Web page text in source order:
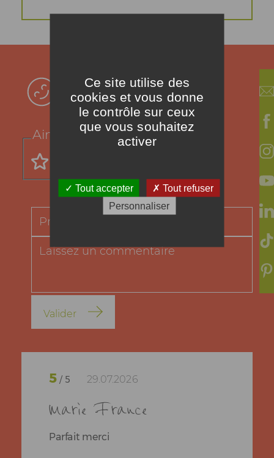
Votre avis !
Aimez-vous cette recette ?
Valider
5 / 5 29.07.2026
Marie France
Parfait merci
Ce site utilise des
cookies et vous donne
le contrôle sur ceux
que vous souhaitez
activer
Tout accepter
Tout refuser
Personnaliser